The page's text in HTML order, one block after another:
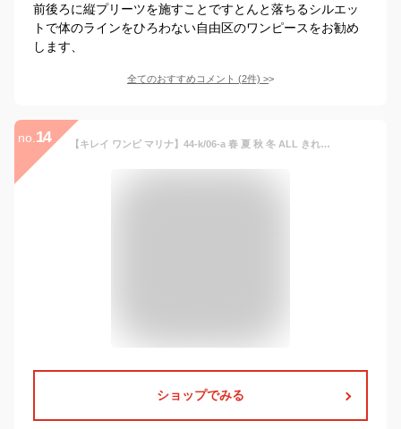
前後ろに縦プリーツを施すことですとんと落ちるシルエッ
トで体のラインをひろわない自由区のワンピースをお勧め
します、
全てのおすすめコメント (2件) >
no. 14 【キレイ ワンピ マリナ】44-k/06-a 春 夏 秋 冬 ALL きれいめ キレイめ 上品 シンプル 入学式 入園式 卒業式 卒園式 ママ 清楚 フォーマル 結婚式 二次会 通勤 膝丈 膝下 七分 Vネック 小さいサイズ お家洗い可 高伸縮 体系カバー レディース レジーナ 神戸
ショップでみる